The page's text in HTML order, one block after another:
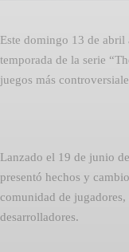
Este domingo 13 de abril
temporada de la serie
juegos más
Lanzado el 19 de junio
presentó hechos y
comunidad de
desarrolladores.